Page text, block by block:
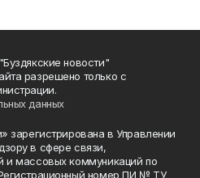
новости"
разрешено только с
данных
зарегистрирована в Управлении
в сфере связи,
и массовых коммуникаций по
номер ПИ № ТУ